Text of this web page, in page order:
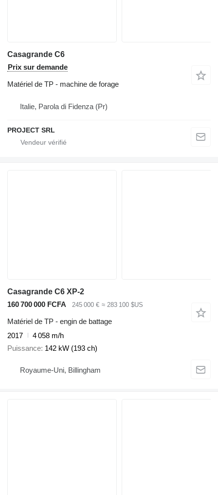
Casagrande C6
Prix sur demande
Matériel de TP - machine de forage
Italie, Parola di Fidenza (Pr)
PROJECT SRL
Casagrande C6 XP-2
160 700 000 FCFA
245 000 € ≈ 283 100 $US
Matériel de TP - engin de battage
2017
4 058 m/h
Puissance 142 kW (193 ch)
Royaume-Uni, Billingham